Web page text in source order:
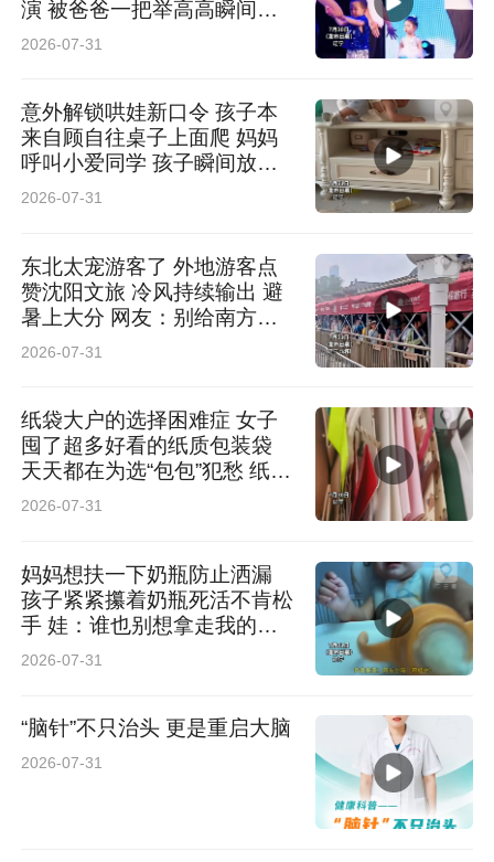
演 被爸爸一把举高高瞬间喜
笑颜开 网友：前一秒生气 下
2026-07-31
意外解锁哄娃新口令 孩子本
来自顾自往桌子上面爬 妈妈
呼叫小爱同学 孩子瞬间放弃
网友：以后管娃可以不用喊大
2026-07-31
东北太宠游客了 外地游客点
赞沈阳文旅 冷风持续输出 避
暑上大分 网友：别给南方小
土豆热懵了
2026-07-31
纸袋大户的选择困难症 女子
囤了超多好看的纸质包装袋
天天都在为选“包包”犯愁 纸
袋：没想到这辈子还能内卷起
2026-07-31
妈妈想扶一下奶瓶防止洒漏
孩子紧紧攥着奶瓶死活不肯松
手 娃：谁也别想拿走我的奶
瓶！ 网友：仿佛看到了我小
2026-07-31
“脑针”不只治头 更是重启大脑
2026-07-31